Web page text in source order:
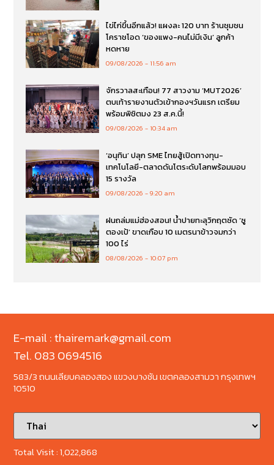
ไข่ไก่ขึ้นอีกแล้ว! แผงละ 120 บาท ร้านชุมชน
โคราชโอด ‘ของแพง-คนไม่มีเงิน’ ลูกค้า
หดหาย
09/08/2026 11:56 am
จักรวาลสะเทือน! 77 สาวงาม ‘MUT2026’
ตบเท้ารายงานตัวเข้ากองฯวันแรก เตรียม
พร้อมพิชิตมง 23 ส.ค.นี้!
09/08/2026 10:34 am
‘อนุทิน’ ปลุก SME ไทยสู้เปิดทางทุน-
เทคโนโลยี-ตลาดดันโตระดับโลกพร้อมมอบ
15 รางวัล
09/08/2026 9:20 am
ฝนถล่มแม่ฮ่องสอน! น้ำปายทะลุวิกฤตซัด ‘ซู
ตองเป้’ ขาดเกือบ 10 เมตรนาข้าวจมกว่า
100 ไร่
08/08/2026 10:07 pm
E-mail : thairemark@gmail.com
Tel. 083 0694516
583/3 ถนนเลียบคลองสอง แขวงบางชัน เขตคลองสามวา กรุงเทพฯ
10510
Total Visit :1,022,868